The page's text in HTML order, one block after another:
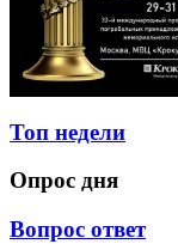
Топ недели
Опрос дня
Вопрос ответ